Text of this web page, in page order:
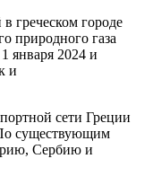
греческом городе
природного газа
января 2024 и
и
сети Греции
существующим
Сербию и